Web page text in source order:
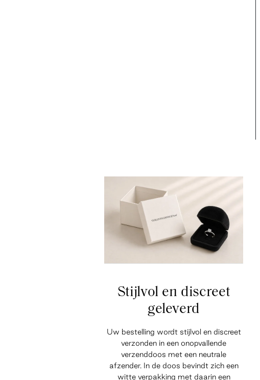
Stijlvol en discreet
geleverd
Uw bestelling wordt stijlvol en discreet
verzonden in een onopvallende
verzenddoos met een neutrale
afzender. In de doos bevindt zich een
witte verpakking met daarin een